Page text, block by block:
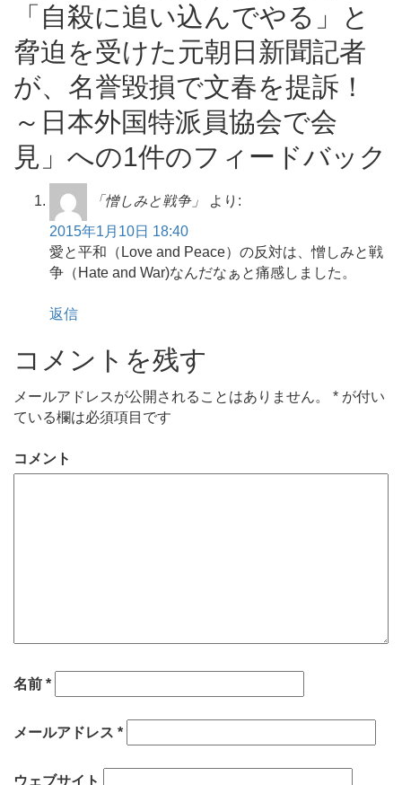
「自殺に追い込んでやる」と
脅迫を受けた元朝日新聞記者
が、名誉毀損で文春を提訴！
～日本外国特派員協会で会
見」への1件のフィードバック
「憎しみと戦争」
より:
2015年1月10日 18:40
愛と平和（Love and Peace）の反対は、憎しみと戦
争（Hate and War)なんだなぁと痛感しました。
返信
コメントを残す
メールアドレスが公開されることはありません。 * が付い
ている欄は必須項目です
コメント
名前 *
メールアドレス *
ウェブサイト